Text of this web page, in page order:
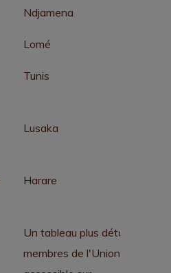
Ndjamena
Lomé
Tunis
Lusaka
Harare
Un tableau plus détaillé des
membres de l'Union africaine